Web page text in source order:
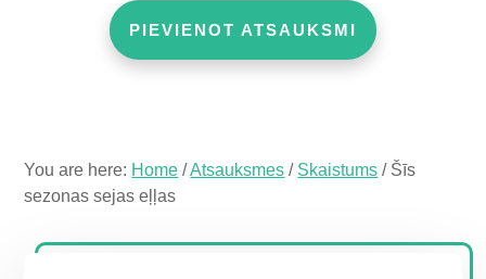
PIEVIENOT ATSAUKSMI
You are here: Home /Atsauksmes / Skaistums /Šīs
sezonas sejas eļļas